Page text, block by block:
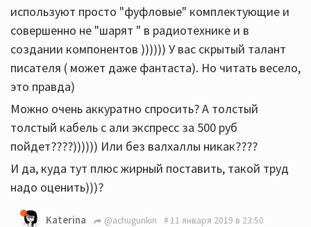
используют просто "фуфловые" комплектующие и
совершенно не "шарят " в радиотехнике и в
создании компонентов )))))) У вас скрытый талант
писателя ( может даже фантаста). Но читать весело,
это правда)
Можно очень аккуратно спросить? А толстый
толстый кабель с али экспресс за 500 руб
пойдет????)))))) Или без валхаллы никак????
И да, куда тут плюс жирный поставить, такой труд
надо оценить)))?
Katerina @achugunkin 11 января 2019 в 23:50